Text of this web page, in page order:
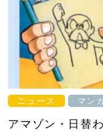
ニュース マン
アマゾン・日替